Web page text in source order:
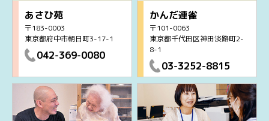
あさひ苑
〒183-0003
東京都府中市朝日町3-17-1
042-369-0080
かんだ連雀
〒101-0063
東京都千代田区神田淡路町2-
8-1
03-3252-8815